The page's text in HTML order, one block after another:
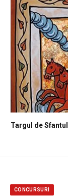
Targul de
CONCURSURI